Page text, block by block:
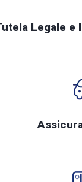
Legale e